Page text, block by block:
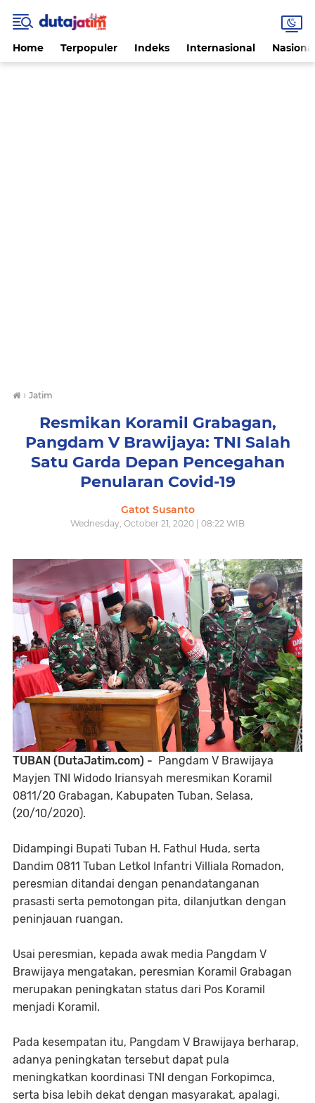
Home Terpopuler Indeks Internasional
› Jatim
Resmikan Koramil Grabagan,
Pangdam V Brawijaya: TNI Salah
Satu Garda Depan Pencegahan
Penularan Covid-19
Gatot Susanto
Wednesday, October 21, 2020 | 08:22 WIB
TUBAN (DutaJatim.com) - Pangdam V Brawijaya
Mayjen TNI Widodo Iriansyah meresmikan Koramil
0811/20 Grabagan, Kabupaten Tuban, Selasa,
(20/10/2020).
Didampingi Bupati Tuban H. Fathul Huda, serta
Dandim 0811 Tuban Letkol Infantri Villiala Romadon,
peresmian ditandai dengan penandatanganan
prasasti serta pemotongan pita, dilanjutkan dengan
peninjauan ruangan.
Usai peresmian, kepada awak media Pangdam V
Brawijaya mengatakan, peresmian Koramil Grabagan
merupakan peningkatan status dari Pos Koramil
menjadi Koramil.
Pada kesempatan itu, Pangdam V Brawijaya berharap,
adanya peningkatan tersebut dapat pula
meningkatkan koordinasi TNI dengan Forkopimca,
serta bisa lebih dekat dengan masyarakat, apalagi,